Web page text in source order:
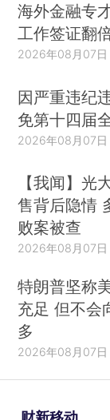
海外金融专
工作签证翻
2026年08月07日
因严重违纪
免第十四届
2026年08月07日
【我闻】光
售背后隐情
败案被查
2026年08月07日
特朗普坚称
充足 但不会
多
2026年08月07日